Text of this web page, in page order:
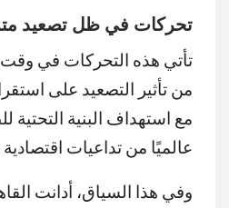
تحركات في ظل تصعيد
تأتي هذه التحركات في وقت
من تأثير التصعيد على
مع استهداف البنية التحتية
عالميًا من تداعيات
وفي هذا السياق، أدانت